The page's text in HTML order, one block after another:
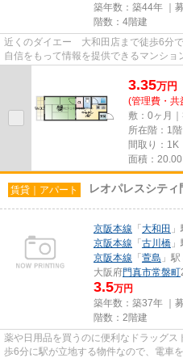
築年数：築44年 ｜
階数：4階建
近くのダイエー 大和田店まで徒歩6分で
自信をもって情報を提供できるマンシ
3.35万円
(管理費・共
敷：0ヶ月
所在階：1階
間取り：1K
面積：20.00
賃貸｜アパート レオパレスシティ
京阪本線 「 大和田
京阪本線 「 古川橋
京阪本線 「 萱島 」
大阪府門真市常盤町
3.5万円
築年数：築37年 ｜
階数：2階建
薬や日用品を買うのに便利なドラッグ
歩6分に駅が立地する物件なので、電車